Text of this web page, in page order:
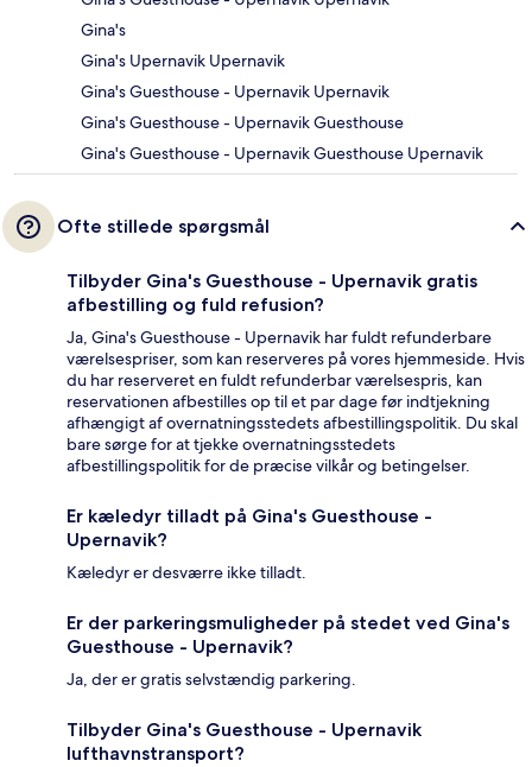
Gina's
Gina's Upernavik Upernavik
Gina's Guesthouse - Upernavik Upernavik
Gina's Guesthouse - Upernavik Guesthouse
Gina's Guesthouse - Upernavik Guesthouse Upernavik
Ofte stillede spørgsmål
Tilbyder Gina's Guesthouse - Upernavik gratis
afbestilling og fuld refusion?
Ja, Gina's Guesthouse - Upernavik har fuldt refunderbare
værelsespriser, som kan reserveres på vores hjemmeside. Hvis
du har reserveret en fuldt refunderbar værelsespris, kan
reservationen afbestilles op til et par dage før indtjekning
afhængigt af overnatningsstedets afbestillingspolitik. Du skal
bare sørge for at tjekke overnatningsstedets
afbestillingspolitik for de præcise vilkår og betingelser.
Er kæledyr tilladt på Gina's Guesthouse -
Upernavik?
Kæledyr er desværre ikke tilladt.
Er der parkeringsmuligheder på stedet ved Gina's
Guesthouse - Upernavik?
Ja, der er gratis selvstændig parkering.
Tilbyder Gina's Guesthouse - Upernavik
lufthavnstransport?